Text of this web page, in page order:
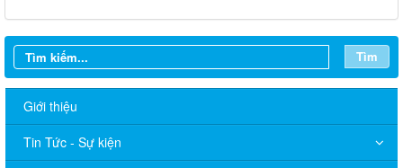
Tìm
Giới thiệu
Tin Tức - Sự kiện